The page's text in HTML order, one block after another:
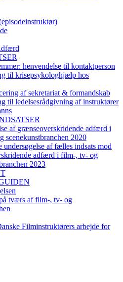
henvendelse til kontaktperson
til krisepsykologhjælp hos
af sekretariat & formandskab
til ledelsesrådgivning af instruktører
af grænseoverskridende adfærd i
scenekunstbranchen 2020
undersøgelse af fælles indsats mod
adfærd i film-, tv- og
2023
tværs af film-, tv- og
Filminstruktørers arbejde for